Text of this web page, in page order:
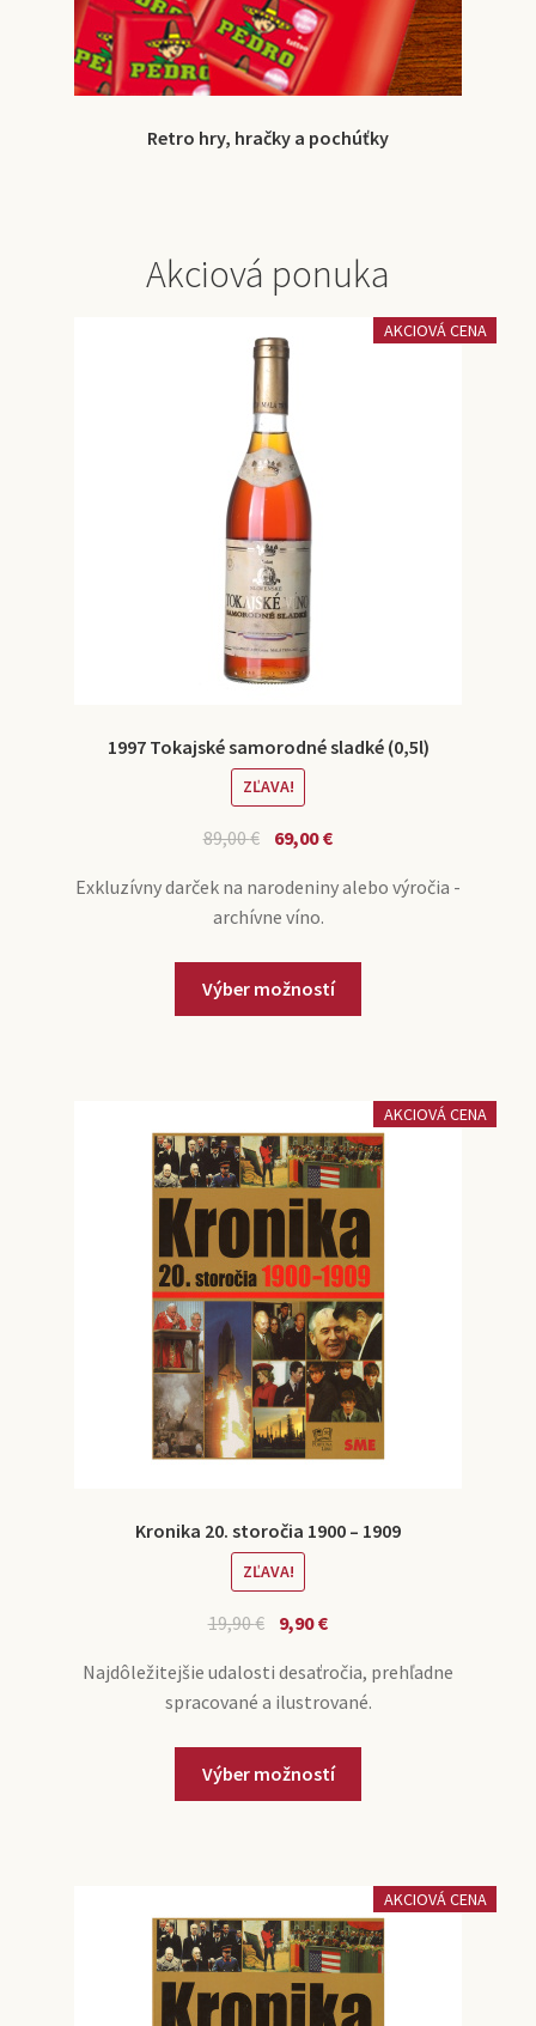
Retro hry, hračky a pochúťky
Akciová ponuka
AKCIOVÁ CENA
1997 Tokajské samorodné sladké (0,5l)
ZĽAVA!
89,00€ 69,00€
Exkluzívny darček na narodeniny alebo výročia -
archívne víno.
Výber možností
AKCIOVÁ CENA
Kronika 20. storočia 1900 – 1909
ZĽAVA!
19,90€ 9,90€
Najdôležitejšie udalosti desaťročia, prehľadne
spracované a ilustrované.
Výber možností
AKCIOVÁ CENA